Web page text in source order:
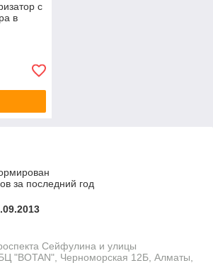
с
в
за последний год
Сейфулина и улицы
"BOTAN", Черноморская 12Б, Алматы,